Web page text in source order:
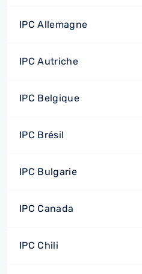
IPC Allemagne
IPC Autriche
IPC Belgique
IPC Brésil
IPC Bulgarie
IPC Canada
IPC Chili